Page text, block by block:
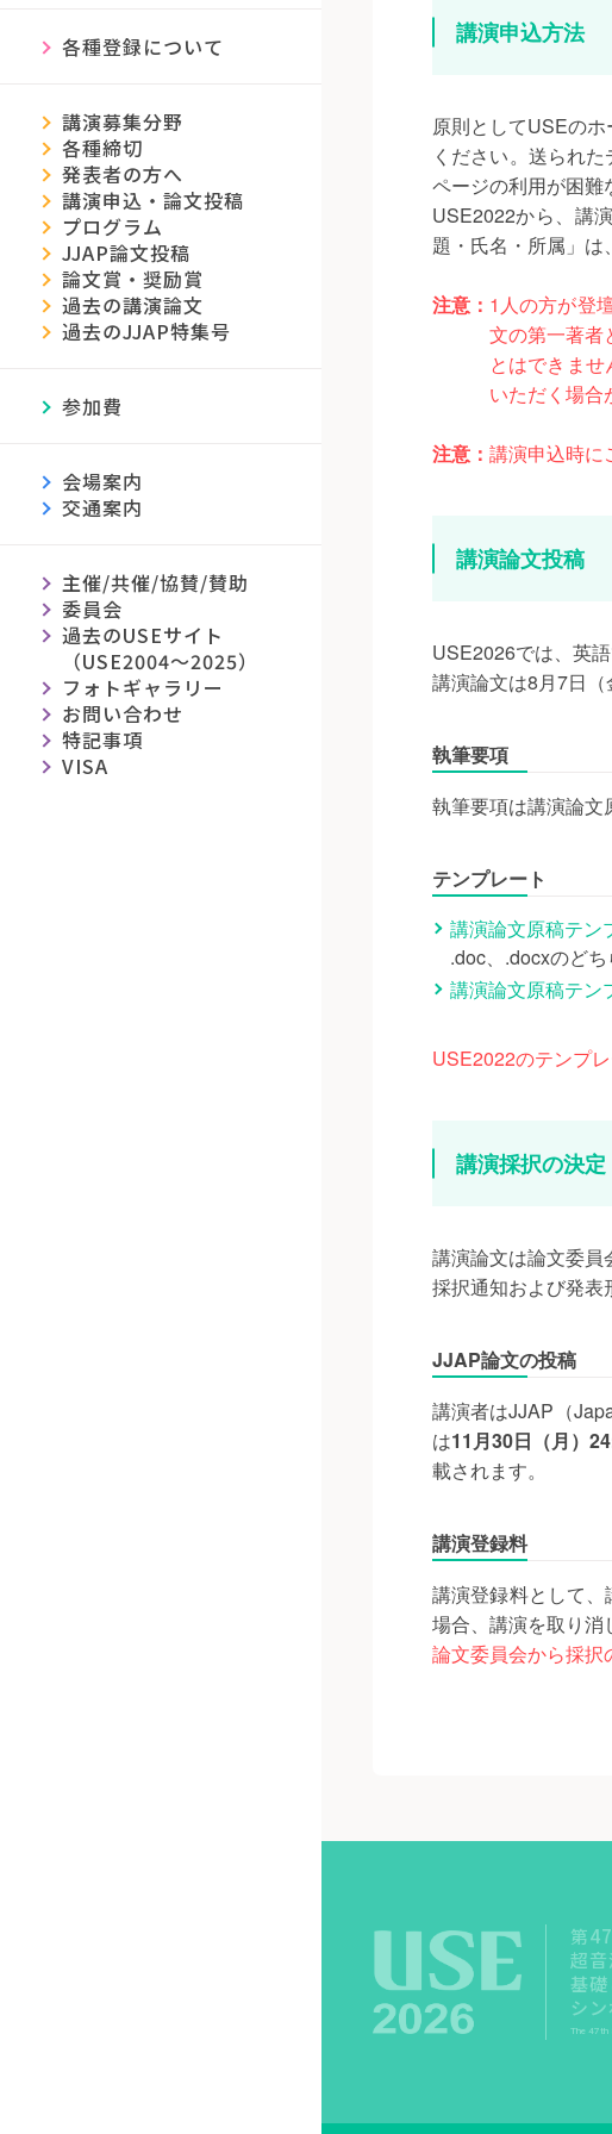
各種登録について
講演募集分野
各種締切
発表者の方へ
講演申込・論文投稿
プログラム
JJAP論文投稿
論文賞・奨励賞
過去の講演論文
過去のJJAP特集号
参加費
会場案内
交通案内
主催/共催/協賛/賛助
委員会
過去のUSEサイト
（USE2004～2025）
フォトギャラリー
お問い合わせ
特記事項
VISA
講演申込方法
原則としてUSEの
ください。送られ
ページの利用が困難
USE2022から、講
題・氏名・所属」は
注意： 1人の方が登
文の第一著者
とはできま
いただく場合
注意： 講演申込時に
講演論文投稿
USE2026では、英
講演論文は8月7日（
執筆要項
執筆要項は講演論文
テンプレート
講演論文原稿テン
.doc、.docxのどち
講演論文原稿テン
USE2022のテンプ
講演採択の決定
講演論文は論文委員
採択通知および発表
JJAP論文の投稿
講演者はJJAP（
は11月30日（月）
載されます。
講演登録料
講演登録料として
場合、講演を取り消
論文委員会から採択
第
超
基
シ
The 47th